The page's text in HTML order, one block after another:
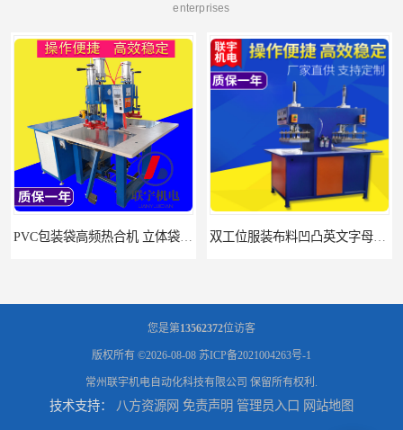
enterprises
您是第13562372位访客
版权所有 ©2026-08-08 苏ICP备2021004263号-1
常州联宇机电自动化科技有限公司 保留所有权利.
技术支持： 八方资源网 免责声明 管理员入口 网站地图